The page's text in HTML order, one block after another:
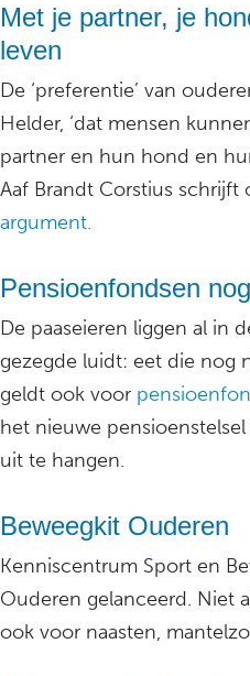
Met je partner, je
leven
De ‘preferentie’ van
Helder, ‘dat mensen
partner en hun hond en
Aaf Brandt Corstius schrijft
argument.
Pensioenfondsen
De paaseieren liggen al in
gezegde luidt: eet die nog
geldt ook voor
het nieuwe
uit te hangen.
Beweegkit Ouderen
Kenniscentrum Sport en
Ouderen gelanceerd. Niet
ook voor naasten,